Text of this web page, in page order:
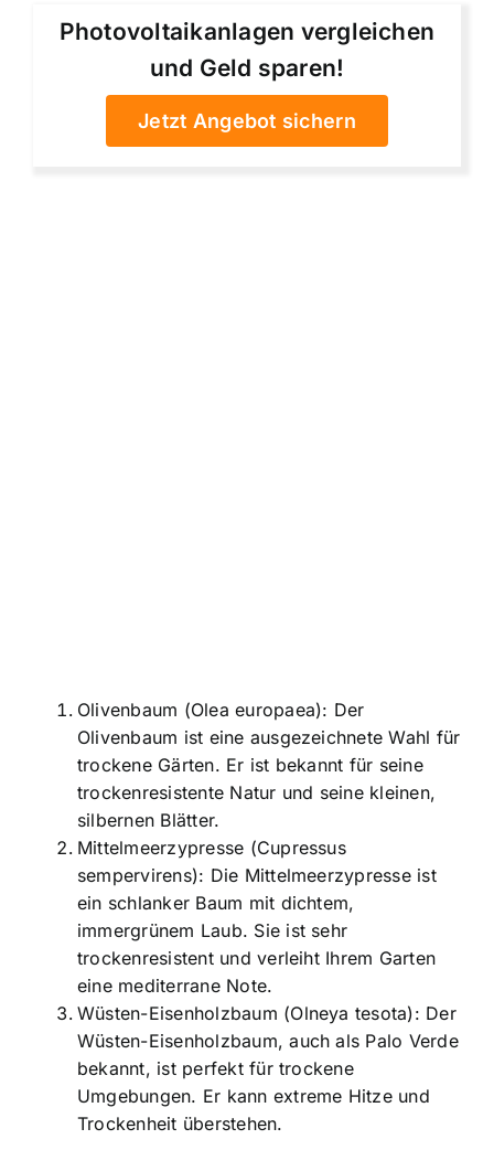
Photovoltaikanlagen vergleichen
und Geld sparen!
Jetzt Angebot sichern
Olivenbaum (Olea europaea): Der
Olivenbaum ist eine ausgezeichnete Wahl für
trockene Gärten. Er ist bekannt für seine
trockenresistente Natur und seine kleinen,
silbernen Blätter.
Mittelmeerzypresse (Cupressus
sempervirens): Die Mittelmeerzypresse ist
ein schlanker Baum mit dichtem,
immergrünem Laub. Sie ist sehr
trockenresistent und verleiht Ihrem Garten
eine mediterrane Note.
Wüsten-Eisenholzbaum (Olneya tesota): Der
Wüsten-Eisenholzbaum, auch als Palo Verde
bekannt, ist perfekt für trockene
Umgebungen. Er kann extreme Hitze und
Trockenheit überstehen.